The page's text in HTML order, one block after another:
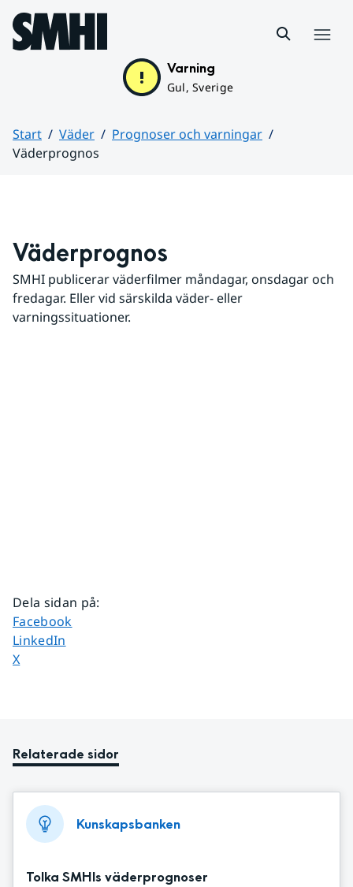
Hoppa till sidans innehåll
Varning
Gul, Sverige
Start Väder
Prognoser och varningar
Väderprognos
Väderprognos
SMHI publicerar väderfilmer måndagar, onsdagar och
fredagar. Eller vid särskilda väder- eller
varningssituationer.
Dela sidan på:
Dela sidan på
Facebook
Dela sidan på
LinkedIn
Dela sidan på
X
Relaterade sidor
Kunskapsbanken
Tolka SMHIs väderprognoser